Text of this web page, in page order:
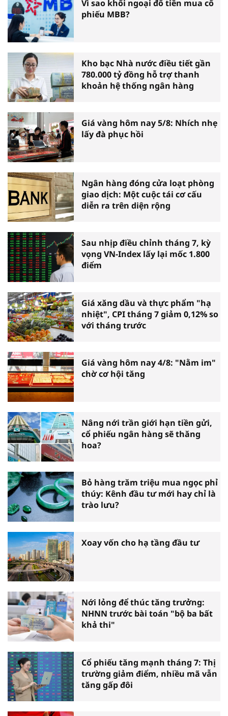
Vì sao khối ngoại đổ tiền mua cổ
phiếu MBB?
Kho bạc Nhà nước điều tiết gần
780.000 tỷ đồng hỗ trợ thanh
khoản hệ thống ngân hàng
Giá vàng hôm nay 5/8: Nhích nhẹ
lấy đà phục hồi
Ngân hàng đóng cửa loạt phòng
giao dịch: Một cuộc tái cơ cấu
diễn ra trên diện rộng
Sau nhịp điều chỉnh tháng 7, kỳ
vọng VN-Index lấy lại mốc 1.800
điểm
Giá xăng dầu và thực phẩm "hạ
nhiệt", CPI tháng 7 giảm 0,12% so
với tháng trước
Giá vàng hôm nay 4/8: "Nằm im"
chờ cơ hội tăng
Nâng nới trần giới hạn tiền gửi,
cổ phiếu ngân hàng sẽ thăng
hoa?
Bỏ hàng trăm triệu mua ngọc phỉ
thúy: Kênh đầu tư mới hay chỉ là
trào lưu?
Xoay vốn cho hạ tầng đầu tư
Nới lỏng để thúc tăng trưởng:
NHNN trước bài toán "bộ ba bất
khả thi"
Cổ phiếu tăng mạnh tháng 7: Thị
trường giảm điểm, nhiều mã vẫn
tăng gấp đôi